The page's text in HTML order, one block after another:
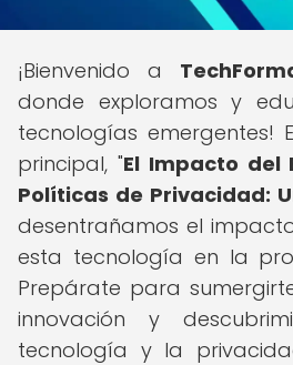
¡Bienvenido a
donde exploramos y
tecnologías emergentes!
principal, "El Impacto del
Políticas de Privacidad:
desentrañamos el
esta tecnología en la
Prepárate para
innovación y
tecnología y la